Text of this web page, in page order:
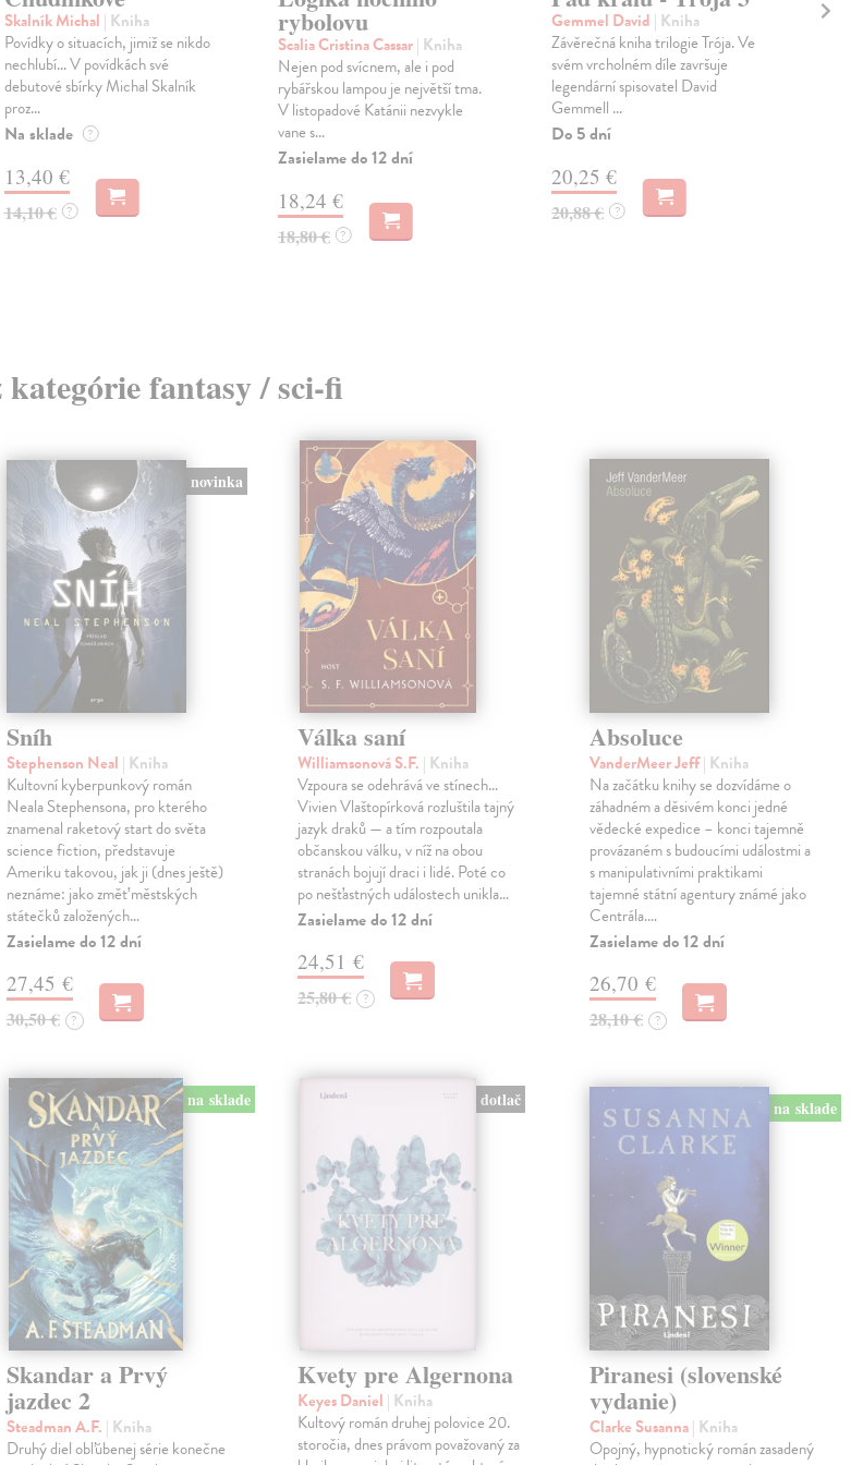
Skalník Michal | Kniha
Povídky o situacích, jimiž se nikdo
nechlubí... V povídkách své
debutové sbírky Michal Skalník
proz...
Na sklade ?
13,40 €
14,10 € ?
rybolovu
Scalia Cristina Cassar| Kniha
Nejen pod svícnem, ale i pod
rybářskou lampou je největší tma.
V listopadové Katánii nezvykle
vane s...
Zasielame do 12 dní
18,24 €
18,80 € ?
Gemmel David | Kniha
Závěrečná kniha trilogie Trója. Ve
svém vrcholném díle završuje
legendární spisovatel David
Gemmell ...
Do 5 dní
20,25 €
20,88 € ?
kategórie fantasy / sci-fi
novinka
Sníh
Stephenson Neal | Kniha
Kultovní kyberpunkový román
Neala Stephensona, pro kterého
znamenal raketový start do světa
science fiction, představuje
Ameriku takovou, jak ji (dnes ještě)
neznáme: jako změť městských
státečků založených…
Zasielame do 12 dní
27,45 €
30,50 € ?
Válka saní
Williamsonová S.F. | Kniha
Vzpoura se odehrává ve stínech…
Vivien Vlaštopírková rozluštila tajný
jazyk draků — a tím rozpoutala
občanskou válku, v níž na obou
stranách bojují draci i lidé. Poté co
po nešťastných událostech unikla…
Zasielame do 12 dní
24,51 €
25,80 € ?
Absoluce
VanderMeer Jeff| Kniha
Na začátku knihy se dozvídáme o
záhadném a děsivém konci jedné
vědecké expedice – konci tajemně
provázaném s budoucími událostmi a
s manipulativními praktikami
tajemné státní agentury známé jako
Centrála.…
Zasielame do 12 dní
26,70 €
28,10 € ?
na sklade
Skandar a Prvý
jazdec 2
Steadman A.F. | Kniha
Druhý diel obľúbenej série konečne
dotlač
Kvety pre Algernona
Keyes Daniel | Kniha
Kultový román druhej polovice 20.
storočia, dnes právom považovaný za
na sklade
Piranesi (slovenské
vydanie)
Clarke Susanna| Kniha
Opojný, hypnotický román zasadený